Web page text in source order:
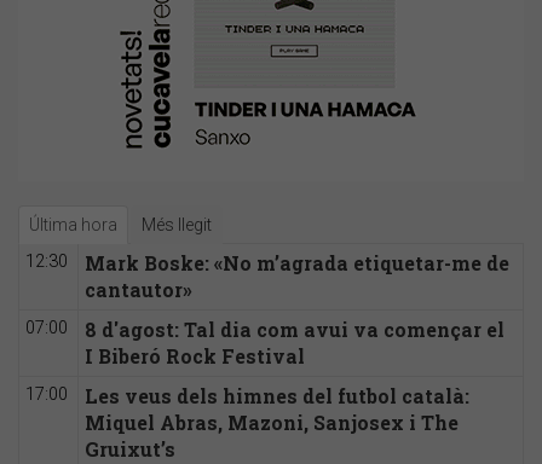
Última hora Més llegit
12:30
Mark Boske: «No m’agrada etiquetar-me de
cantautor»
07:00
8 d'agost: Tal dia com avui va començar el
I Biberó Rock Festival
17:00
Les veus dels himnes del futbol català:
Miquel Abras, Mazoni, Sanjosex i The
Gruixut’s